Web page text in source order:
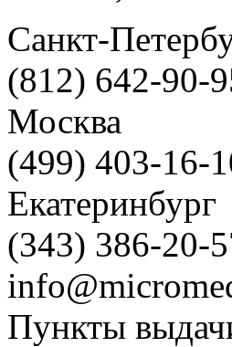
Санкт-
(812) 642-90-
Москва
(499) 403-16-
Екатеринбург
(343) 386-20-
Пункты